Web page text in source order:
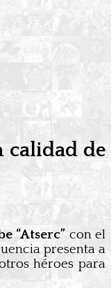
calidad de
“Atserc” con el
presenta a
héroes para